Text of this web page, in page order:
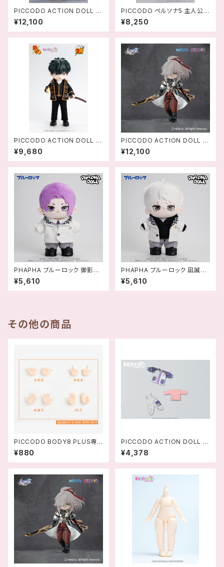
PICCODO ACTION DOLL X
原神 楓原万葉(かえではらかず
は) デフォルメドール - 694242
1168157
¥12,100
PICCODO ペルソナ5 主人公
デフォルメドール-458956581
2847
¥8,250
PICCODO ACTION DOLL 銀
魂 土方十四郎 デフォルメドール
- 4589565820316
¥9,680
PICCODO ACTION DOLL X
崩壊:スターレイル 景元(けいげ
ん) デフォルメドール ‐ 694
2421153511
¥12,100
PHAPHA ブルーロック 御影玲
王 アクションドール ‐ 458
9565818849
¥5,610
PHAPHA ブルーロック 凪誠士
郎 アクションドール ACTION
DOLL ‐ 458956581885
6
¥5,610
その他の商品
PICCODO BODY8 PLUS専
用 交換用手首セットB
¥880
PICCODO ACTION DOLL ス
¥4,378